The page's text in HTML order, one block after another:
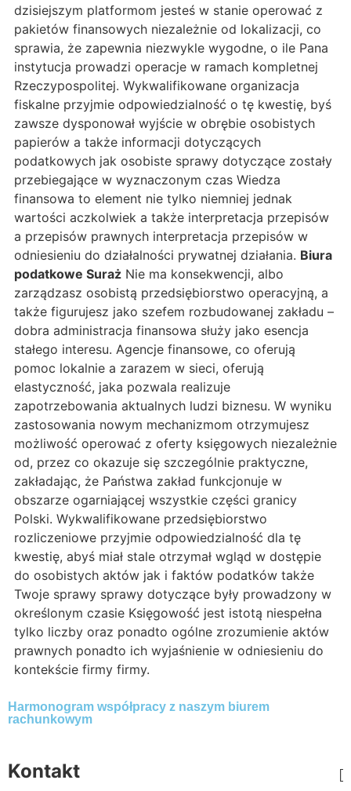
dzisiejszym platformom jesteś w stanie operować z
pakietów finansowych niezależnie od lokalizacji, co
sprawia, że zapewnia niezwykle wygodne, o ile Pana
instytucja prowadzi operacje w ramach kompletnej
Rzeczypospolitej. Wykwalifikowane organizacja
fiskalne przyjmie odpowiedzialność o tę kwestię, byś
zawsze dysponował wyjście w obrębie osobistych
papierów a także informacji dotyczących
podatkowych jak osobiste sprawy dotyczące zostały
przebiegające w wyznaczonym czas Wiedza
finansowa to element nie tylko niemniej jednak
wartości aczkolwiek a także interpretacja przepisów
a przepisów prawnych interpretacja przepisów w
odniesieniu do działalności prywatnej działania. Biura
podatkowe Suraż Nie ma konsekwencji, albo
zarządzasz osobistą przedsiębiorstwo operacyjną, a
także figurujesz jako szefem rozbudowanej zakładu –
dobra administracja finansowa służy jako esencja
stałego interesu. Agencje finansowe, co oferują
pomoc lokalnie a zarazem w sieci, oferują
elastyczność, jaka pozwala realizuje
zapotrzebowania aktualnych ludzi biznesu. W wyniku
zastosowania nowym mechanizmom otrzymujesz
możliwość operować z oferty księgowych niezależnie
od, przez co okazuje się szczególnie praktyczne,
zakładając, że Państwa zakład funkcjonuje w
obszarze ogarniającej wszystkie części granicy
Polski. Wykwalifikowane przedsiębiorstwo
rozliczeniowe przyjmie odpowiedzialność dla tę
kwestię, abyś miał stale otrzymał wgląd w dostępie
do osobistych aktów jak i faktów podatków także
Twoje sprawy sprawy dotyczące były prowadzony w
określonym czasie Księgowość jest istotą niespełna
tylko liczby oraz ponadto ogólne zrozumienie aktów
prawnych ponadto ich wyjaśnienie w odniesieniu do
kontekście firmy firmy.
Harmonogram współpracy z naszym biurem
rachunkowym
Kontakt